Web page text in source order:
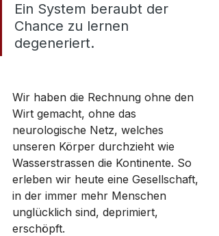
Ein System beraubt der
Chance zu lernen
degeneriert.
Wir haben die Rechnung ohne den
Wirt gemacht, ohne das
neurologische Netz, welches
unseren Körper durchzieht wie
Wasserstrassen die Kontinente. So
erleben wir heute eine Gesellschaft,
in der immer mehr Menschen
unglücklich sind, deprimiert,
erschöpft.